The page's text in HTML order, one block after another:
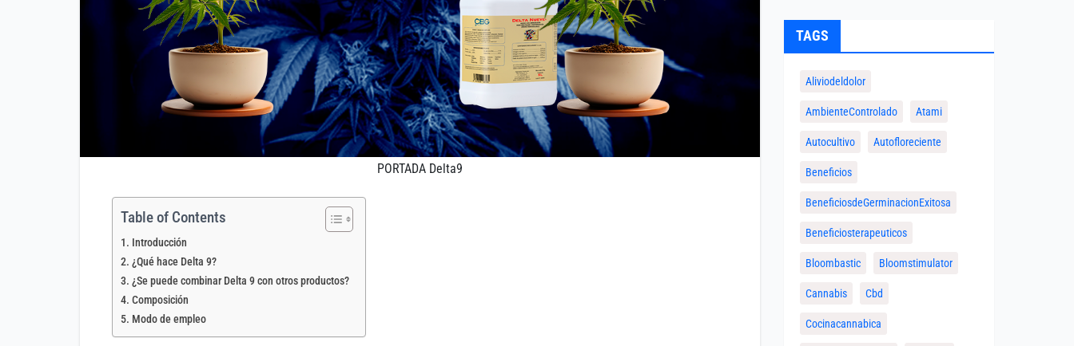
PORTADA Delta9
Table of Contents
Introducción
¿Qué hace Delta 9?
¿Se puede combinar Delta 9 con otros productos?
Composición
Modo de empleo
TAGS
Aliviodeldolor
AmbienteControlado Atami
Autocultivo Autofloreciente
Beneficios
BeneficiosdeGerminacionExitosa
Beneficiosterapeuticos
Bloombastic Bloomstimulator
Cannabis Cbd
Cocinacannabica